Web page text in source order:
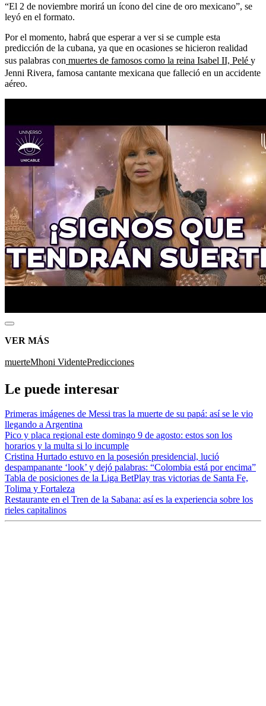
“El 2 de noviembre morirá un ícono del cine de oro mexicano”, se
leyó en el formato.
Por el momento, habrá que esperar a ver si se cumple esta
predicción de la cubana, ya que en ocasiones se hicieron realidad
sus palabras con muertes de famosos como la reina Isabel II, Pelé y
Jenni Rivera, famosa cantante mexicana que falleció en un accidente
aéreo.
VER MÁS
muerteMhoni VidentePredicciones
Le puede interesar
Primeras imágenes de Messi tras la muerte de su papá: así se le vio
llegando a Argentina
Pico y placa regional este domingo 9 de agosto: estos son los
horarios y la multa si lo incumple
Cristina Hurtado estuvo en la posesión presidencial, lució
despampanante ‘look’ y dejó palabras: “Colombia está por encima”
Tabla de posiciones de la Liga BetPlay tras victorias de Santa Fe,
Tolima y Fortaleza
Restaurante en el Tren de la Sabana: así es la experiencia sobre los
rieles capitalinos